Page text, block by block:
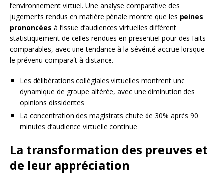
l’environnement virtuel. Une analyse comparative des
jugements rendus en matière pénale montre que les peines
prononcées à l’issue d’audiences virtuelles diffèrent
statistiquement de celles rendues en présentiel pour des faits
comparables, avec une tendance à la sévérité accrue lorsque
le prévenu comparaît à distance.
Les délibérations collégiales virtuelles montrent une
dynamique de groupe altérée, avec une diminution des
opinions dissidentes
La concentration des magistrats chute de 30% après 90
minutes d’audience virtuelle continue
La transformation des preuves et
de leur appréciation